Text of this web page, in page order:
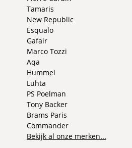
Tamaris
New Republic
Esqualo
Gafair
Marco Tozzi
Aqa
Hummel
Luhta
PS Poelman
Tony Backer
Brams Paris
Commander
Bekijk al onze merken...